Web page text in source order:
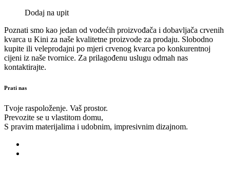
Dodaj na upit
Poznati smo kao jedan od vodećih proizvođača i dobavljača crvenih
kvarca u Kini za naše kvalitetne proizvode za prodaju. Slobodno
kupite ili veleprodajni po mjeri crvenog kvarca po konkurentnoj
cijeni iz naše tvornice. Za prilagođenu uslugu odmah nas
kontaktirajte.
Prati nas
Tvoje raspoloženje. Vaš prostor.
Prevozite se u vlastitom domu,
S pravim materijalima i udobnim, impresivnim dizajnom.